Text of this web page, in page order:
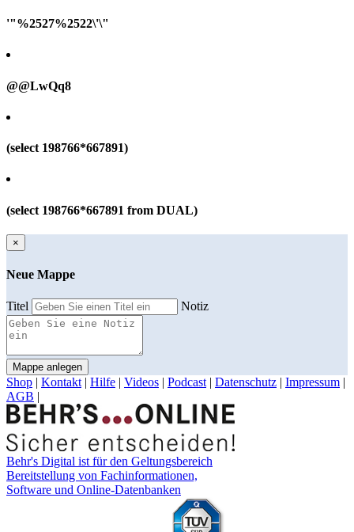
'"%2527%2522\'\"
@@LwQq8
(select 198766*667891)
(select 198766*667891 from DUAL)
×
Neue Mappe
Titel Notiz
Mappe anlegen
Shop | Kontakt | Hilfe | Videos | Podcast | Datenschutz | Impressum |
AGB |
Behr's Digital ist für den Geltungsbereich
Bereitstellung von Fachinformationen,
Software und Online-Datenbanken